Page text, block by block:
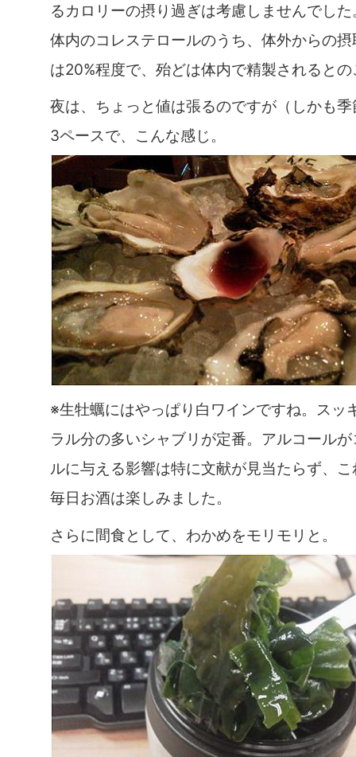
るカロリーの摂り過ぎは考慮しませんでした
体内のコレステロールのうち、体外からの
は20%程度で、殆どは体内で精製されると
夜は、ちょっと値は張るのですが（しかも
3ペースで、こんな感じ。
※生牡蠣にはやっぱり白ワインですね。スッ
ラル分の多いシャブリが定番。アルコール
ルに与える影響は特に文献が見当たらず、
毎日お酒は楽しみました。
さらに間食として、わかめをモリモリと。